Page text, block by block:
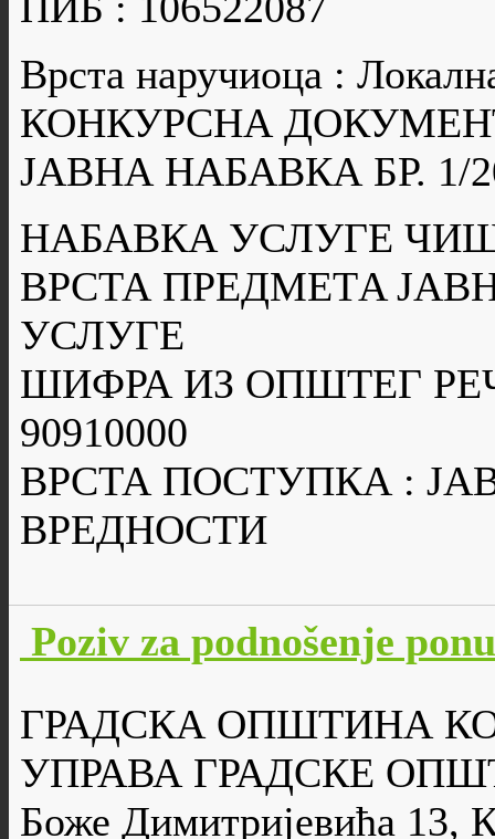
Врста наручиоца :
КОНКУРСНА
ЈАВНА НАБАВКА БР. 1/
НАБАВКА УСЛУГЕ
ВРСТА ПРЕДМЕТA
УСЛУГЕ
ШИФРА ИЗ ОПШТЕГ
90910000
ВРСТА ПОСТУПКА :
ВРЕДНОСТИ
Poziv za podnošenje
ГРАДСКА ОПШТИНА
УПРАВА ГРАДСКЕ
Боже Димитријевића 13,